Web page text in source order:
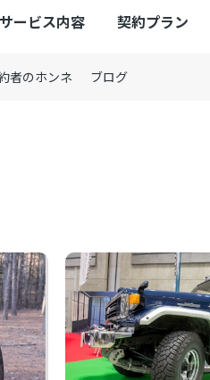
サービス内容 契約プラン
者のホンネ ブログ